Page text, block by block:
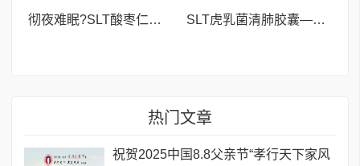
彻夜难眠?SLT酸枣仁胶囊——让你躺下就困,整夜安睡到天亮! SLT虎乳菌清肺胶囊——新加坡40年口碑之选,清肺养肺更专业!
热门文章
祝贺2025中国8.8父亲节“孝行天下家风